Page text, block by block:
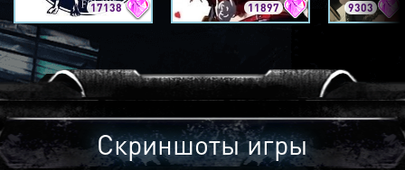
17138 11897 9303
Скриншоты игры